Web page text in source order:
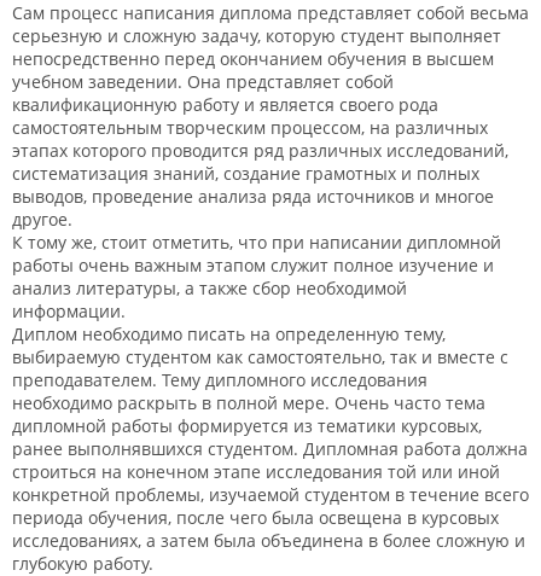
Сам процесс написания диплома представляет собой весьма
серьезную и сложную задачу, которую студент выполняет
непосредственно перед окончанием обучения в высшем
учебном заведении. Она представляет собой
квалификационную работу и является своего рода
самостоятельным творческим процессом, на различных
этапах которого проводится ряд различных исследований,
систематизация знаний, создание грамотных и полных
выводов, проведение анализа ряда источников и многое
другое.
К тому же, стоит отметить, что при написании дипломной
работы очень важным этапом служит полное изучение и
анализ литературы, а также сбор необходимой
информации.
Диплом необходимо писать на определенную тему,
выбираемую студентом как самостоятельно, так и вместе с
преподавателем. Тему дипломного исследования
необходимо раскрыть в полной мере. Очень часто тема
дипломной работы формируется из тематики курсовых,
ранее выполнявшихся студентом. Дипломная работа должна
строиться на конечном этапе исследования той или иной
конкретной проблемы, изучаемой студентом в течение всего
периода обучения, после чего была освещена в курсовых
исследованиях, а затем была объединена в более сложную и
глубокую работу.